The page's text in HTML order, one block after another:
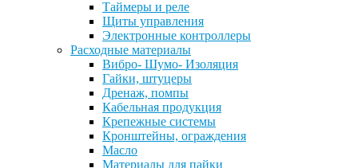
Таймеры и реле
Щиты управления
Электронные контроллеры
Расходные материалы
Вибро- Шумо- Изоляция
Гайки, штуцеры
Дренаж, помпы
Кабельная продукция
Крепежные системы
Кронштейны, ограждения
Масло
Материалы для пайки